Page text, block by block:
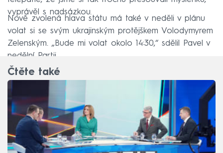
vyprávěl s nadsázkou.
Nově zvolená hlava státu má také v neděli v plánu
volat si se svým ukrajinským protějškem Volodymyrem
Zelenským. „Bude mi volat okolo 14:30,“ sdělil Pavel v
nedělní Partii.
Čtěte také